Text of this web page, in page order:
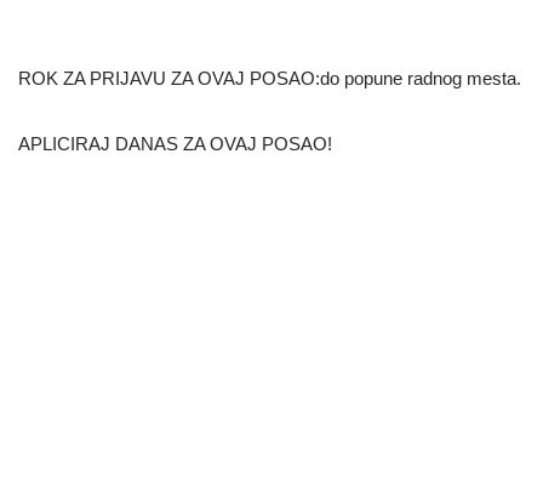
ROK ZA PRIJAVU ZA OVAJ POSAO:do popune radnog mesta.
APLICIRAJ DANAS ZA OVAJ POSAO!